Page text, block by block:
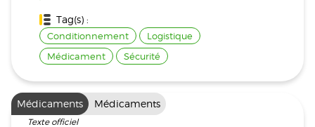
Tag(s) :
Conditionnement
Logistique
Médicament
Sécurité
Médicaments Médicaments
Texte officiel